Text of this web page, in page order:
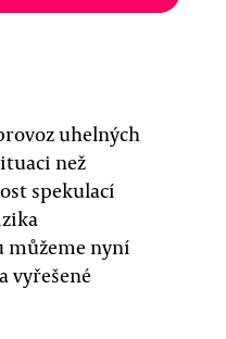
uhelných
než
spekulací
můžeme nyní
vyřešené